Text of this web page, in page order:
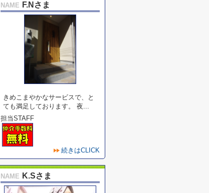
NAME F.Nさま
きめこまやかなサービスで、と
ても満足しております。 夜...
担当STAFF
続きはCLICK
NAME K.Sさま